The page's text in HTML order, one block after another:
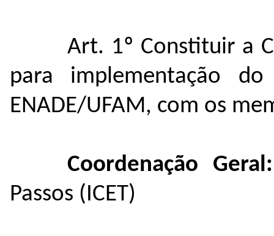
Art. 1º Constituir a
para implementação
ENADE/UFAM, com os
Coordenação
Passos (ICET)